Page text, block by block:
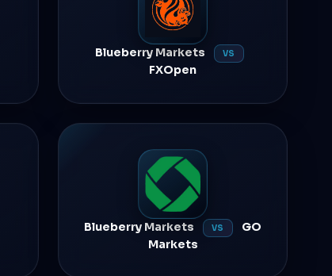
Blueberry Markets VS
FXOpen
Blueberry Markets VS
GO
Markets